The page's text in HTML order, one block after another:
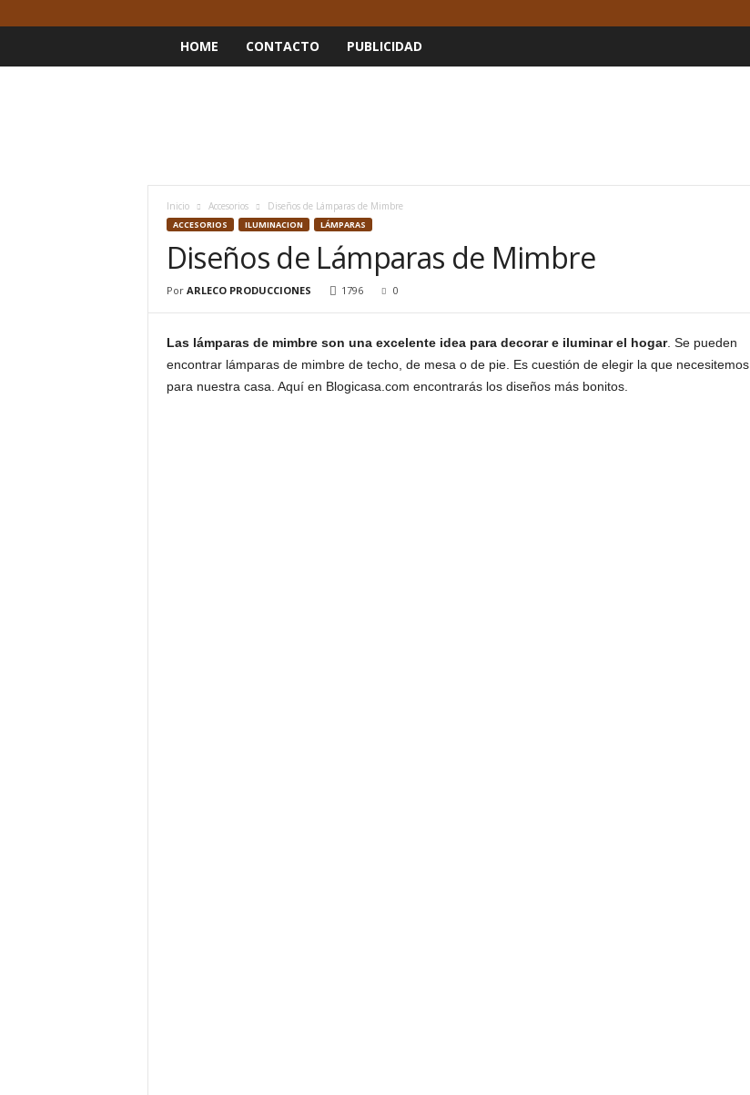
HOME CONTACTO PUBLICIDAD
Inicio Accesorios Diseños de Lámparas de Mimbre
ACCESORIOS ILUMINACION LÁMPARAS
Diseños de Lámparas de Mimbre
Por ARLECO PRODUCCIONES 1796 0
Las lámparas de mimbre son una excelente idea para decorar e iluminar el hogar. Se pueden
encontrar lámparas de mimbre de techo, de mesa o de pie. Es cuestión de elegir la que necesitemos
para nuestra casa. Aquí en Blogicasa.com encontrarás los diseños más bonitos.